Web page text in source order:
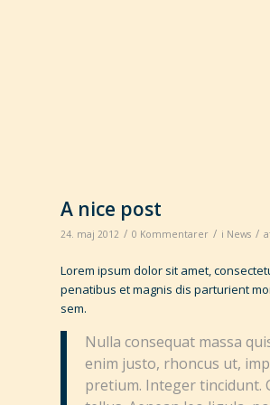
A nice post
24. maj 2012 / 0 Kommentarer / i News /
Lorem ipsum dolor sit amet,
penatibus et magnis dis parturient
sem.
Nulla consequat massa
enim justo, rhoncus ut,
pretium. Integer tincidunt.